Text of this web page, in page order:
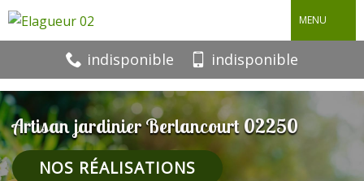
MENU
indisponible indisponible
Artisan jardinier Berlancourt 02250
NOS RÉALISATIONS